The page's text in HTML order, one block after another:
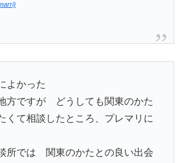
よかった
方ですが どうしても関東のかた
くて相談したところ、プレマリに
所では 関東のかたとの良い出会